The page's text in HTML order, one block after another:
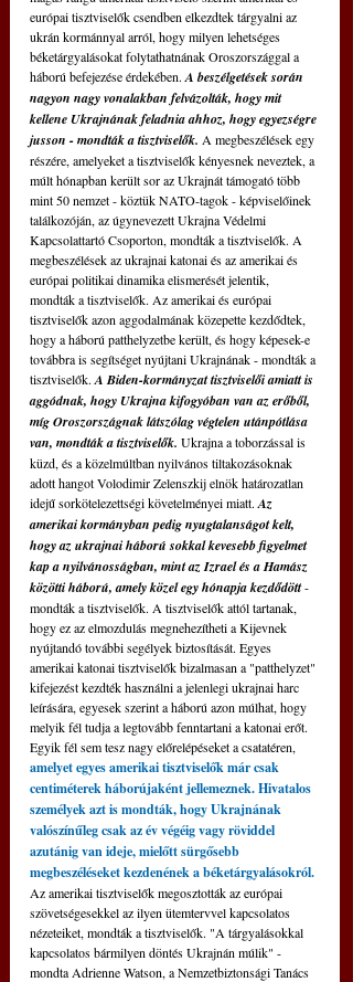
európai tisztviselők csendben elkezdtek tárgyalni az
ukrán kormánnyal arról, hogy milyen lehetséges
béketárgyalásokat folytathatnának Oroszországgal a
háború befejezése érdekében. A beszélgetések során
nagyon nagy vonalakban felvázolták, hogy mit
kellene Ukrajnának feladnia ahhoz, hogy egyezségre
jusson - mondták a tisztviselők. A megbeszélések egy
részére, amelyeket a tisztviselők kényesnek neveztek, a
múlt hónapban került sor az Ukrajnát támogató több
mint 50 nemzet - köztük NATO-tagok - képviselőinek
találkozóján, az úgynevezett Ukrajna Védelmi
Kapcsolattartó Csoporton, mondták a tisztviselők. A
megbeszélések az ukrajnai katonai és az amerikai és
európai politikai dinamika elismerését jelentik,
mondták a tisztviselők. Az amerikai és európai
tisztviselők azon aggodalmának közepette kezdődtek,
hogy a háború patthelyzetbe került, és hogy képesek-e
továbbra is segítséget nyújtani Ukrajnának - mondták a
tisztviselők. A Biden-kormányzat tisztviselői amiatt is
aggódnak, hogy Ukrajna kifogyóban van az erőből,
míg Oroszországnak látszólag végtelen utánpótlása
van, mondták a tisztviselők. Ukrajna a toborzással is
küzd, és a közelmúltban nyilvános tiltakozásoknak
adott hangot Volodimir Zelenszkij elnök határozatlan
idejű sorkötelezettségi követelményei miatt. Az
amerikai kormányban pedig nyugtalanságot kelt,
hogy az ukrajnai háború sokkal kevesebb figyelmet
kap a nyilvánosságban, mint az Izrael és a Hamász
közötti háború, amely közel egy hónapja kezdődött-
mondták a tisztviselők. A tisztviselők attól tartanak,
hogy ez az elmozdulás megnehezítheti a Kijevnek
nyújtandó további segélyek biztosítását. Egyes
amerikai katonai tisztviselők bizalmasan a "patthelyzet"
kifejezést kezdték használni a jelenlegi ukrajnai harc
leírására, egyesek szerint a háború azon múlhat, hogy
melyik fél tudja a legtovább fenntartani a katonai erőt.
Egyik fél sem tesz nagy előrelépéseket a csatatéren,
amelyet egyes amerikai tisztviselők már csak
centiméterek háborújaként jellemeznek. Hivatalos
személyek azt is mondták, hogy Ukrajnának
valószínűleg csak az év végéig vagy röviddel
azutánig van ideje, mielőtt sürgősebb
megbeszéléseket kezdenének a béketárgyalásokról.
Az amerikai tisztviselők megosztották az európai
szövetségesekkel az ilyen ütemtervvel kapcsolatos
nézeteiket, mondták a tisztviselők. "A tárgyalásokkal
kapcsolatos bármilyen döntés Ukrajnán múlik" -
mondta Adrienne Watson, a Nemzetbiztonsági Tanács